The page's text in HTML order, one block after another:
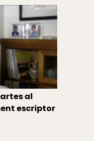
al
escriptor